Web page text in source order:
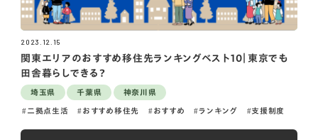
2023.12.15
関東エリアのおすすめ移住先ランキングベスト10｜東京でも
田舎暮らしできる？
埼玉県 千葉県 神奈川県
二拠点生活 おすすめ移住先 おすすめ ランキング 支援制度